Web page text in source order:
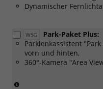
Selection
Option
2:
[P5I]
Licht
Dynamischer
W5G
Park-Paket Plus:
Parklenkassistent
vorn und hinten,
360°-Kamera "Area